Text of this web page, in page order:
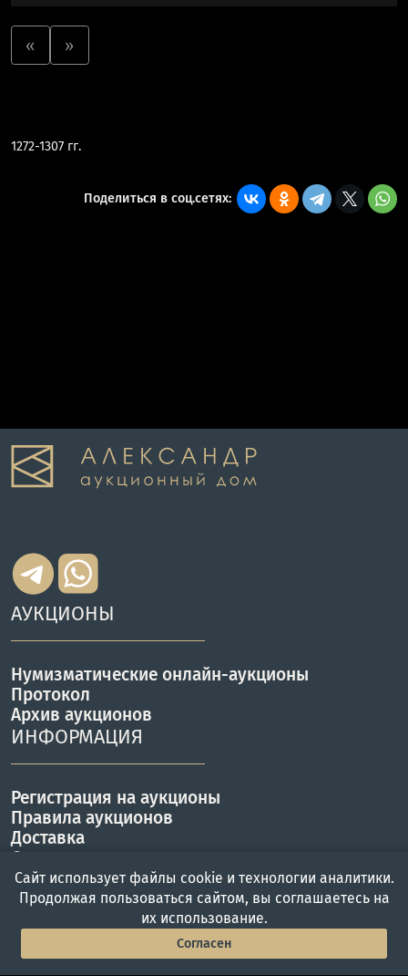
« »
1272-1307 гг.
Поделиться в соц.сетях:
АУКЦИОНЫ
Нумизматические онлайн-аукционы
Протокол
Архив аукционов
ИНФОРМАЦИЯ
Регистрация на аукционы
Правила аукционов
Доставка
Оплата
КОНТАКТЫ
г. Москва, ул. Вавилова 57Б
Работаем с Пн-Пт с 10 до 19 ч.
Сайт использует файлы cookie и технологии аналитики.
Продолжая пользоваться сайтом, вы соглашаетесь на
их использование.
Согласен